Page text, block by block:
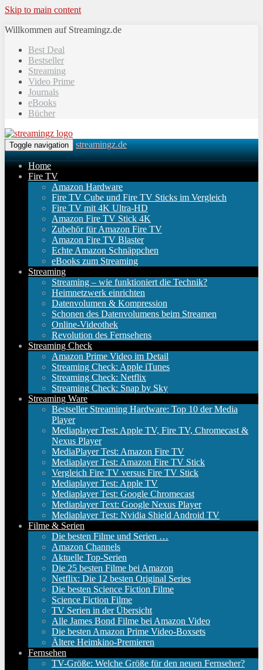
Skip to main content
Willkommen auf Streamingz.de
Best Deal
Bestseller
Streaming
Video Prime
Journals
eBooks
Bücher
Toggle navigation streamingz.de
Home
Fire TV
Amazon Hardware
Fire TV Cube und Fire TV Sticks im Vergleich
Fire TV mit 4K Ultra-HD
Amazon Fire TV Stick 4K
Zubehör für Amazon Fire TV
Amazon Fire TV Blaster
Echte Amazon Schnäppchen
eBooks zum Streaming
Streaming
Streaming – wie funktioniert die Technik?
Heimnetzwerk einrichten
Datenvolumen & Kompression
Schonen des Datenvolumens beim Streamen
Online-Videothek
Revolution des Fernsehens
Streaming Check
Amazon Prime Video im Detail
Streaming Check: Apple iTunes
Streaming Check: Netflix
Streaming Check: Snap by Sky
Streaming Ware
Bestseller Streaming Hardware: Top 10 der Media
Player
Mediaplayer Test: Apple TV, Fire TV, Chromecast &
Nexus Player
MediaPlayer Test: Amazon Fire TV
Mediaplayer Test: Amazon Fire TV Stick
Vergleich Fire TV versus Fire TV Stick
Mediaplayer Test: Apple TV
Mediaplayer Test: Google Chromecast
Mediaplayer Text: Google Nexus Player
Mediaplayer Test: Nvidia Shield Android TV
Filme & Serien
Die besten Filme und Serien …
Amazon Channels
Aktuelle Top-Serien
Die 25 besten Filme bei Amazon
Netflix: Die 12 besten Original Series
Die besten Science Fiction Filme
Science Fiction Filme
TV Serien in der Übersicht
Alle James Bond Filme bei Amazon Video
Die besten Amazon Prime Video-Boxsets
Ältere Heimkino-Premieren
Fernsehen
TV-Größe: Welche Größe für den neuen Fernseher?